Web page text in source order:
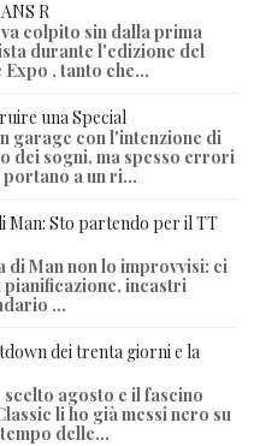
R
colpito sin dalla prima
durante l'edizione del
, tanto che...
una Special
garage con l'intenzione di
dei sogni, ma spesso errori
a un ri...
Man: Sto partendo per il TT
di Man non lo improvvisi: ci
pianificazione, incastri
...
dei trenta giorni e la
agosto e il fascino
li ho già messi nero su
delle...